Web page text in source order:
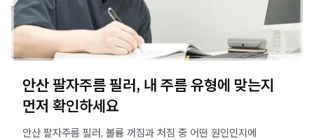
안산 팔자주름 필러, 내 주름 유형에 맞는지
먼저 확인하세요
안산 팔자주름 필러, 볼륨 꺼짐과 처짐 중 어떤 원인인지에